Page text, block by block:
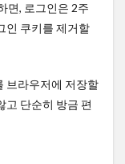
면, 로그인은 2주
인 쿠키를 제거할
브라우저에 저장할
고 단순히 방금 편